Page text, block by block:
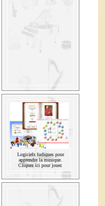
Logiciels ludiques pour
apprendre la musique.
Cliquez ici pour jouer.